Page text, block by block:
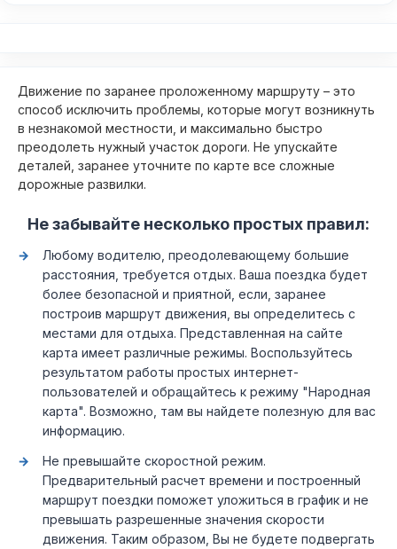
Движение по заранее проложенному маршруту – это
способ исключить проблемы, которые могут возникнуть
в незнакомой местности, и максимально быстро
преодолеть нужный участок дороги. Не упускайте
деталей, заранее уточните по карте все сложные
дорожные развилки.
Не забывайте несколько простых правил:
Любому водителю, преодолевающему большие
расстояния, требуется отдых. Ваша поездка будет
более безопасной и приятной, если, заранее
построив маршрут движения, вы определитесь с
местами для отдыха. Представленная на сайте
карта имеет различные режимы. Воспользуйтесь
результатом работы простых интернет-
пользователей и обращайтесь к режиму "Народная
карта". Возможно, там вы найдете полезную для вас
информацию.
Не превышайте скоростной режим.
Предварительный расчет времени и построенный
маршрут поездки поможет уложиться в график и не
превышать разрешенные значения скорости
движения. Таким образом, Вы не будете подвергать